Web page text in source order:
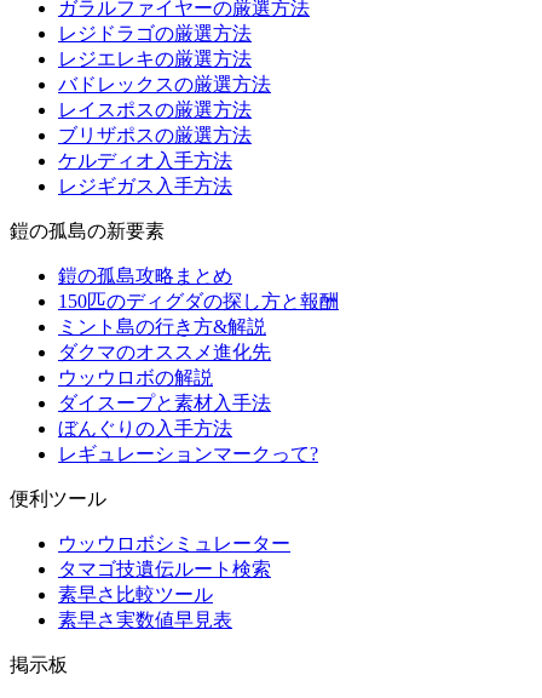
ガラルファイヤーの厳選方法
レジドラゴの厳選方法
レジエレキの厳選方法
バドレックスの厳選方法
レイスポスの厳選方法
ブリザポスの厳選方法
ケルディオ入手方法
レジギガス入手方法
鎧の孤島の新要素
鎧の孤島攻略まとめ
150匹のディグダの探し方と報酬
ミント島の行き方&解説
ダクマのオススメ進化先
ウッウロボの解説
ダイスープと素材入手法
ぼんぐりの入手方法
レギュレーションマークって?
便利ツール
ウッウロボシミュレーター
タマゴ技遺伝ルート検索
素早さ比較ツール
素早さ実数値早見表
掲示板